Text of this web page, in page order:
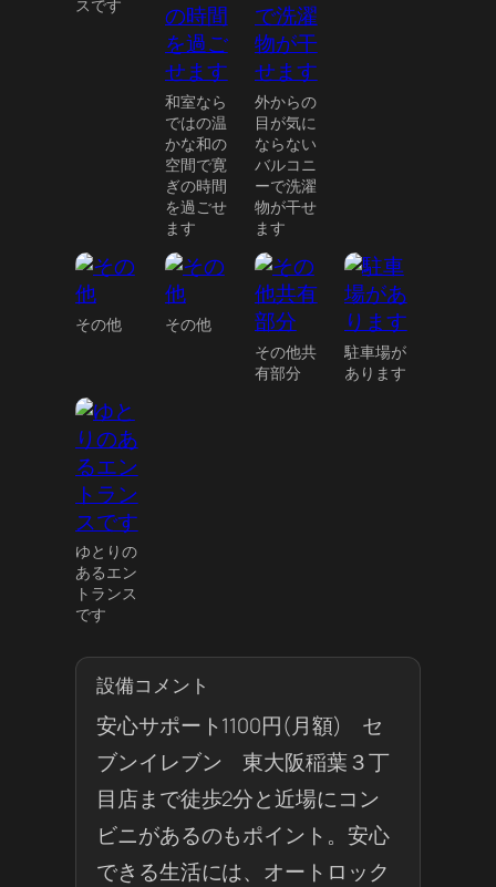
スです
和室なら
ではの温
かな和の
空間で寛
ぎの時間
を過ごせ
ます
外からの
目が気に
ならない
バルコニ
ーで洗濯
物が干せ
ます
その他
その他
その他共
有部分
駐車場が
あります
ゆとりの
あるエン
トランス
です
設備コメント
安心サポート1100円(月額) セ
ブンイレブン 東大阪稲葉３丁
目店まで徒歩2分と近場にコン
ビニがあるのもポイント。安心
できる生活には、オートロック